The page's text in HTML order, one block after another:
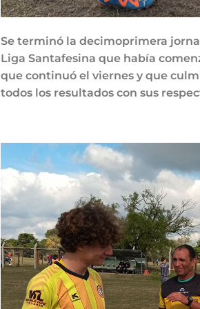
Se terminó la decimoprimera
Liga Santafesina que había
que continuó el viernes y que
todos los resultados con sus